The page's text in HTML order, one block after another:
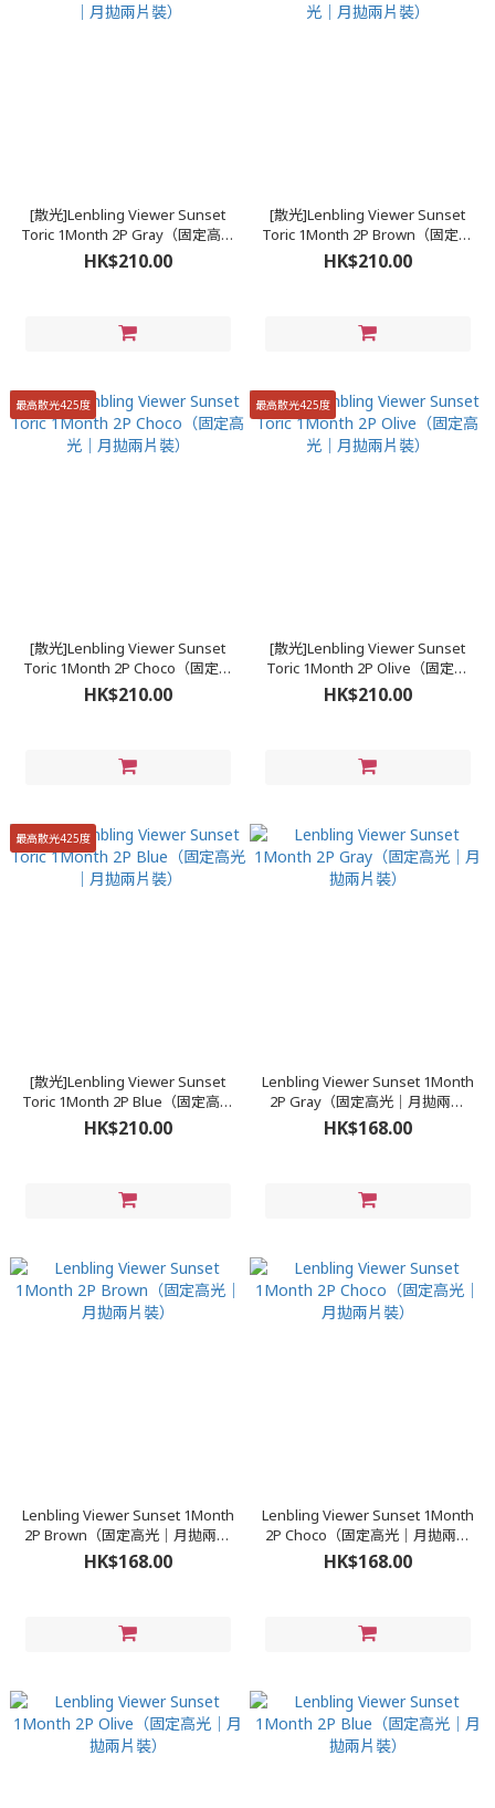
[散光]Lenbling Viewer Sunset
Toric 1Month 2P Gray（固定高光
｜月拋兩片裝）
HK$210.00
[散光]Lenbling Viewer Sunset
Toric 1Month 2P Brown（固定高
光｜月拋兩片裝）
HK$210.00
最高散光425度
[散光]Lenbling Viewer Sunset
Toric 1Month 2P Choco（固定高
光｜月拋兩片裝）
HK$210.00
最高散光425度
[散光]Lenbling Viewer Sunset
Toric 1Month 2P Olive（固定高
光｜月拋兩片裝）
HK$210.00
最高散光425度
[散光]Lenbling Viewer Sunset
Toric 1Month 2P Blue（固定高光
｜月拋兩片裝）
HK$210.00
Lenbling Viewer Sunset 1Month
2P Gray（固定高光｜月拋兩片
裝）
HK$168.00
Lenbling Viewer Sunset 1Month
2P Brown（固定高光｜月拋兩片
裝）
HK$168.00
Lenbling Viewer Sunset 1Month
2P Choco（固定高光｜月拋兩片
裝）
HK$168.00